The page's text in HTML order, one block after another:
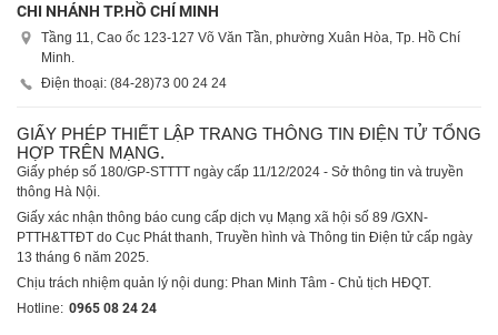
CHI NHÁNH TP.HỒ CHÍ MINH
Tầng 11, Cao ốc 123-127 Võ Văn Tần, phường Xuân Hòa, Tp. Hồ Chí
Minh.
Điện thoại: (84-28)73 00 24 24
GIẤY PHÉP THIẾT LẬP TRANG THÔNG TIN ĐIỆN TỬ TỔNG
HỢP TRÊN MẠNG.
Giấy phép số 180/GP-STTTT ngày cấp 11/12/2024 - Sở thông tin và truyền
thông Hà Nội.
Giấy xác nhận thông báo cung cấp dịch vụ Mạng xã hội số 89 /GXN-
PTTH&TTĐT do Cục Phát thanh, Truyền hình và Thông tin Điện tử cấp ngày
13 tháng 6 năm 2025.
Chịu trách nhiệm quản lý nội dung: Phan Minh Tâm - Chủ tịch HĐQT.
Hotline: 0965 08 24 24